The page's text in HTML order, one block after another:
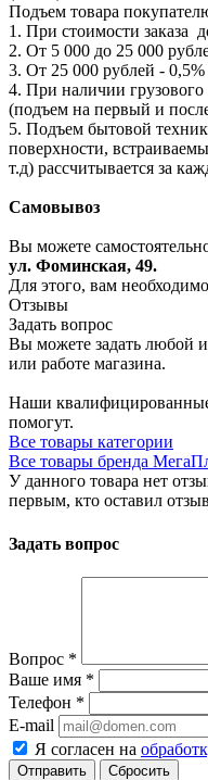
Подъем товара
1. При стоимости заказа
2. От 5 000 до 25 000
3. От 25 000 рублей - 0,5%
4. При наличии грузового
(подъем на первый и
5. Подъем бытовой
поверхности,
т.д) рассчитывается за
Самовывоз
Вы можете
ул. Фоминская, 49.
Для этого, вам
Отзывы
Задать вопрос
Вы можете задать любой
или работе магазина.
Наши
помогут.
Все товары категории
Все товары бренда
У данного товара нет
первым, кто оставил
Задать вопрос
Вопрос *
Ваше имя *
Телефон *
E-mail
Я согласен на
Сбросить